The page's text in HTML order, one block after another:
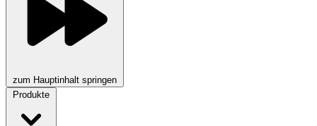
zum Hauptinhalt springen
Produkte